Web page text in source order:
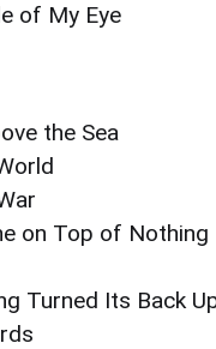
of My Eye
the Sea
on Top of Nothing
Turned Its Back